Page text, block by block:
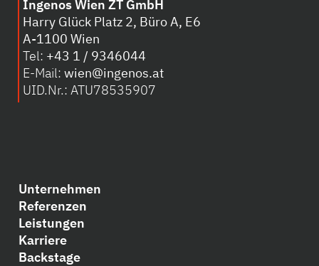
Ingenos Wien ZT GmbH
Harry Glück Platz 2, Büro A, E6
A-1100 Wien
Tel: +43 1 / 9346044
E-Mail: wien@ingenos.at
UID.Nr.: ATU78535907
Unternehmen
Referenzen
Leistungen
Karriere
Backstage